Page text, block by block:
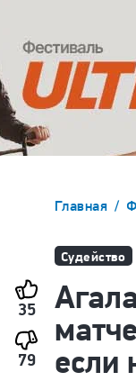
Главная
35
79
Судейство
если